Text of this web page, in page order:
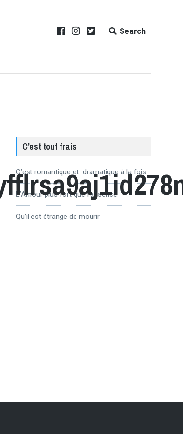
Search
C’est tout frais
C’est romantique et dramatique à la fois
L’Amour plus fort que l’absence
Qu’il est étrange de mourir